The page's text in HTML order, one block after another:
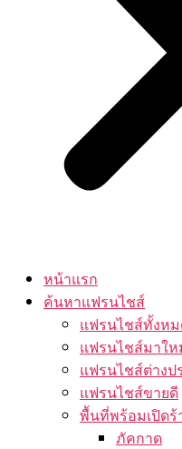
หน้าแรก
ค้นหาแฟรนไชส์
แฟรนไชส์ทั้งห
แฟรนไชส์มาใ
แฟรนไชส์ต่างป
แฟรนไชส์ขายดี
พื้นที่พร้อมเปิดร้
ภัคกาด